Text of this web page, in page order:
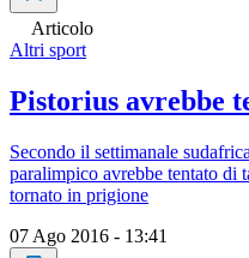
Articolo
Altri sport
Pistorius avrebbe
Secondo il settimanale
paralimpico avrebbe tentato di
tornato in prigione
07 Ago 2016 - 13:41